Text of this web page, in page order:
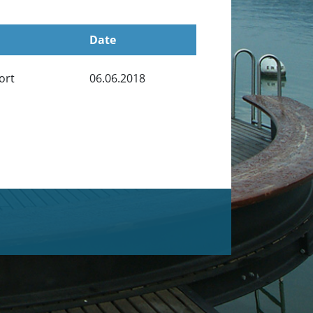
Date
06.06.2018